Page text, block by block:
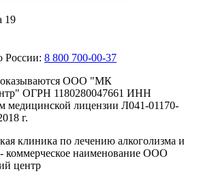
19
России: 8 800 700-00-37
оказываются ООО "МК
ОГРН 1180280047661 ИНН
медицинской лицензии Л041-01170-
г.
клиника по лечению алкоголизма и
коммерческое наименование ООО
центр